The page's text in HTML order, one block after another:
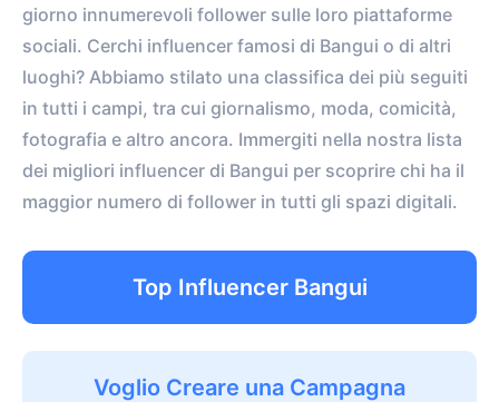
giorno innumerevoli follower sulle loro piattaforme
sociali. Cerchi influencer famosi di Bangui o di altri
luoghi? Abbiamo stilato una classifica dei più seguiti
in tutti i campi, tra cui giornalismo, moda, comicità,
fotografia e altro ancora. Immergiti nella nostra lista
dei migliori influencer di Bangui per scoprire chi ha il
maggior numero di follower in tutti gli spazi digitali.
Top Influencer Bangui
Voglio Creare una Campagna